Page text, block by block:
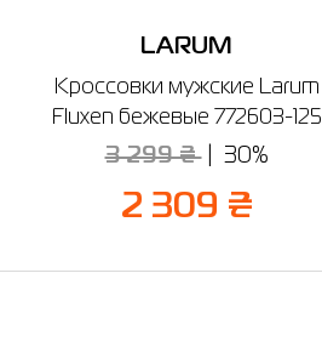
LARUM
Кроссовки мужские Larum
Fluxen бежевые 772603-125
3 299 ₴ 30%
2 309 ₴